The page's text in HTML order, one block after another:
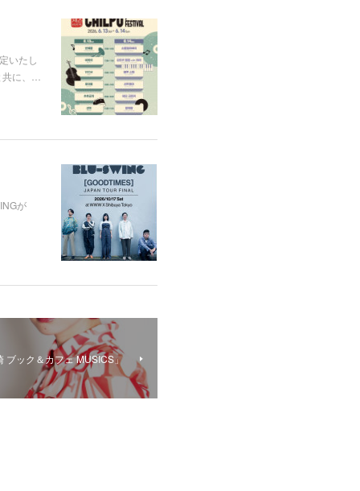
いたし
に、…
が
ブック＆カフェ MUSICS」